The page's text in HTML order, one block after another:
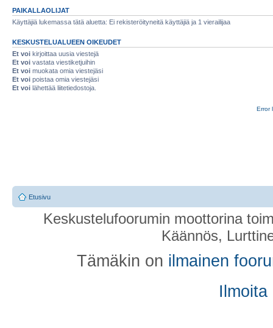
PAIKALLAOLIJAT
Käyttäjiä lukemassa tätä aluetta: Ei rekisteröityneitä käyttäjiä ja 1 vierailijaa
KESKUSTELUALUEEN OIKEUDET
Et voi kirjoittaa uusia viestejä
Et voi vastata viestiketjuihin
Et voi muokata omia viestejäsi
Et voi poistaa omia viestejäsi
Et voi lähettää liitetiedostoja.
Error
Etusivu
Keskustelufoorumin moottorina
Käännös,
Tämäkin on ilmainen